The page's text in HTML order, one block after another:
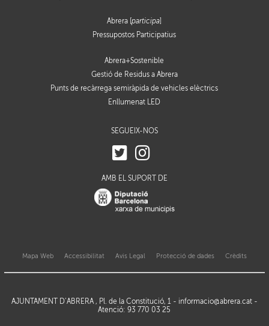
Abrera [participa]
Pressupostos Participatius
Abrera+Sostenible
Gestió de Residus a Abrera
Punts de recàrrega semiràpida de vehicles elèctrics
Enllumenat LED
SEGUEIX-NOS
AMB EL SUPORT DE
Mapa Web Accessibilitat Avis Legal Protecció de dades Crèdits
AJUNTAMENT D’ABRERA , Pl. de la Constitució, 1 - informacio@abrera.cat-
Atenció: 93 770 03 25